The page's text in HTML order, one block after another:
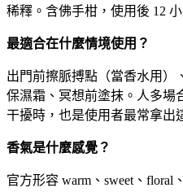
稀釋。含佛手柑，使用後 12
最適合在什麼情境使用？
出門前擦脈搏點（當香水用）
保濕霜、冥想前塗抹。人多場
干擾時，也是使用者最常拿出
香氣是什麼感覺？
官方形容 warm、sweet、floral